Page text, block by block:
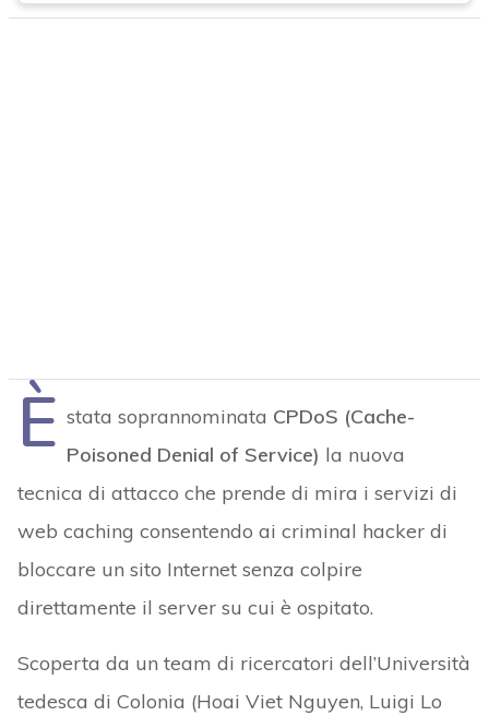
È stata soprannominata CPDoS (Cache-
Poisoned Denial of Service) la nuova
tecnica di attacco che prende di mira i servizi di
web caching consentendo ai criminal hacker di
bloccare un sito Internet senza colpire
direttamente il server su cui è ospitato.
Scoperta da un team di ricercatori dell’Università
tedesca di Colonia (Hoai Viet Nguyen, Luigi Lo